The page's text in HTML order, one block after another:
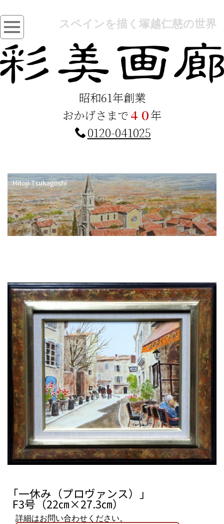
スペインを描く塚越仁慈の世界
昭和61年創業
おかげさまで４０年
0120-041025
「一休み（プロヴァンス）」
F3号（22㎝×27.3㎝）
詳細はお問い合わせください。